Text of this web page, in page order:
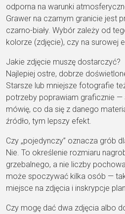
odporna na warunki
Grawer na czarnym granicie jest
czarno-biały. Wybór zależy od
kolorze (zdjęcie), czy na surowej
Jakie zdjęcie muszę dostarczyć?
Najlepiej ostre, dobrze
Starsze lub mniejsze fotografie
potrzeby poprawiam graficznie —
mówię, co da się z danego
źródło, tym lepszy efekt.
Czy „pojedynczy” oznacza grób
Nie. To określenie rozmiaru
grzebalnego, a nie liczby
może spoczywać kilka osób —
miejsce na zdjęcia i inskrypcje
Czy mogę dać dwa zdjęcia albo